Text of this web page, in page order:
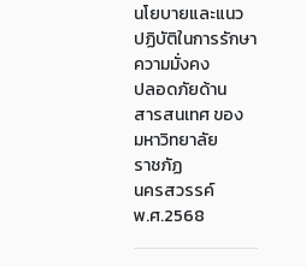
นโยบายและแนว
ปฏิบัติในการรักษา
ความมั่งคง
ปลอดภัยด้าน
สารสนเทศ ของ
มหาวิทยาลัย
ราชภัฏ
นครสวรรค์
พ.ศ.2568